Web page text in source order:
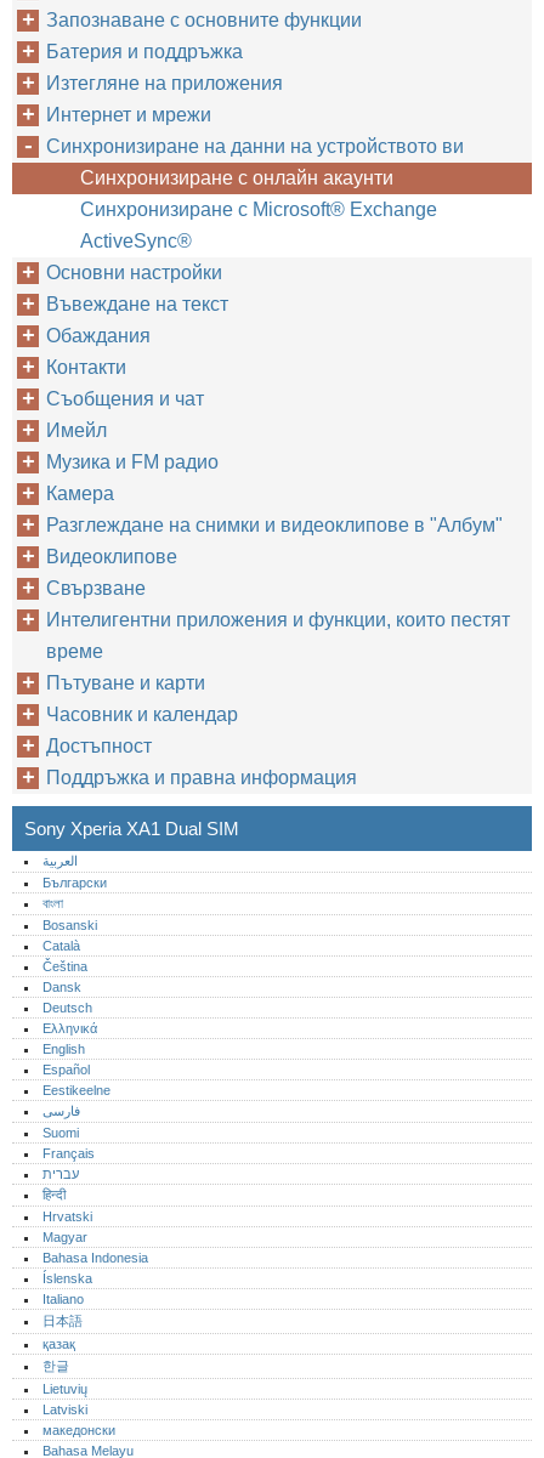
Запознаване с основните функции
Батерия и поддръжка
Изтегляне на приложения
Интернет и мрежи
Синхронизиране на данни на устройството ви
Синхронизиране с онлайн акаунти
Синхронизиране с Microsoft® Exchange
ActiveSync®
Основни настройки
Въвеждане на текст
Обаждания
Контакти
Съобщения и чат
Имейл
Музика и FM радио
Камера
Разглеждане на снимки и видеоклипове в "Албум"
Видеоклипове
Свързване
Интелигентни приложения и функции, които пестят
време
Пътуване и карти
Часовник и календар
Достъпност
Поддръжка и правна информация
Sony Xperia XA1 Dual SIM
العربية
Български
বাংলা
Bosanski
Català
Čeština
Dansk
Deutsch
Ελληνικά
English
Español
Eestikeelne
فارسی
Suomi
Français
עברית
हिन्दी
Hrvatski
Magyar
Bahasa Indonesia
Íslenska
Italiano
日本語
қазақ
한글
Lietuvių
Latviski
македонски
Bahasa Melayu